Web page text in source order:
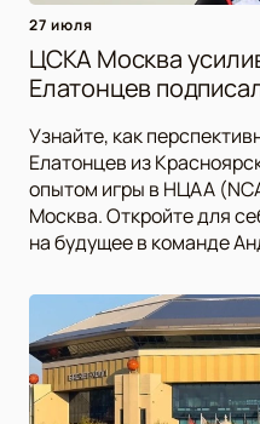
27 июля
ЦСКА Москва
Елатонцев
Узнайте, как
Елатонцев из
опытом игры в НЦАА
Москва. Откройте для
на будущее в команде